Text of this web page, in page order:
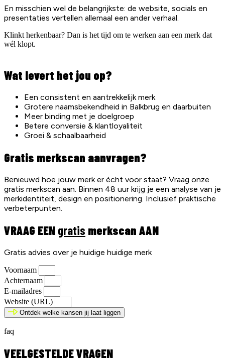
En misschien wel de belangrijkste: de website, socials en
presentaties vertellen allemaal een ander verhaal.
Klinkt herkenbaar? Dan is het tijd om te werken aan een merk dat
wél klopt.
Wat levert het jou op?
Een consistent en aantrekkelijk merk
Grotere naamsbekendheid in Balkbrug en daarbuiten
Meer binding met je doelgroep
Betere conversie & klantloyaliteit
Groei & schaalbaarheid
Gratis merkscan aanvragen?
Benieuwd hoe jouw merk er écht voor staat? Vraag onze
gratis merkscan aan. Binnen 48 uur krijg je een analyse van je
merkidentiteit, design en positionering. Inclusief praktische
verbeterpunten.
VRAAG EEN gratis merkscan AAN
Gratis advies over je huidige huidige merk
Voornaam
Achternaam
E-mailadres
Website (URL)
Ontdek welke kansen jij laat liggen
faq
VEELGESTELDE VRAGEN